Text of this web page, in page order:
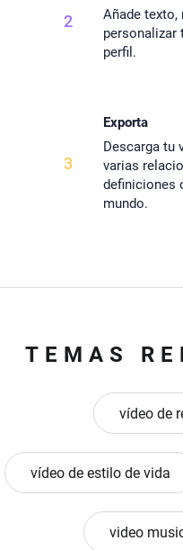
2
Añade texto,
personalizar
perfil.
3
Exporta
Descarga tu
varias
definiciones
mundo.
TEMAS
vídeo de
vídeo de estilo de vida
video